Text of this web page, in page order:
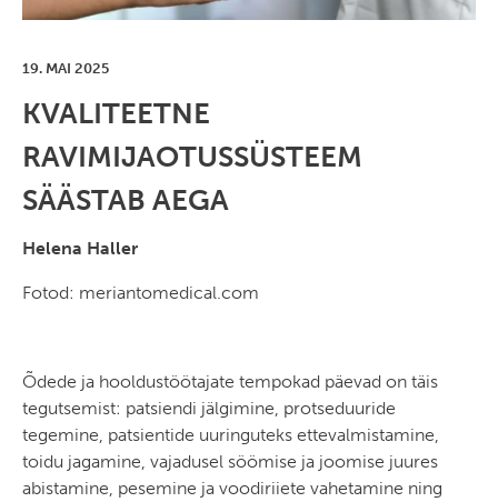
19. MAI 2025
KVALITEETNE
RAVIMIJAOTUSSÜSTEEM
SÄÄSTAB AEGA
Helena Haller
Fotod: meriantomedical.com
Õdede ja hooldustöötajate tempokad päevad on täis
tegutsemist: patsiendi jälgimine, protseduuride
tegemine, patsientide uuringuteks ettevalmistamine,
toidu jagamine, vajadusel söömise ja joomise juures
abistamine, pesemine ja voodiriiete vahetamine ning